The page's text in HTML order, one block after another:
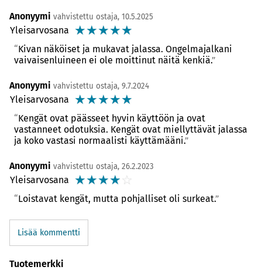
Anonyymi vahvistettu ostaja, 10.5.2025
Yleisarvosana ☆☆☆☆☆
Kivan näköiset ja mukavat jalassa. Ongelmajalkani
vaivaisenluineen ei ole moittinut näitä kenkiä.
Anonyymi vahvistettu ostaja, 9.7.2024
Yleisarvosana ☆☆☆☆☆
Kengät ovat päässeet hyvin käyttöön ja ovat
vastanneet odotuksia. Kengät ovat miellyttävät jalassa
ja koko vastasi normaalisti käyttämääni.
Anonyymi vahvistettu ostaja, 26.2.2023
Yleisarvosana ☆☆☆☆☆
Loistavat kengät, mutta pohjalliset oli surkeat.
Lisää kommentti
Tuotemerkki